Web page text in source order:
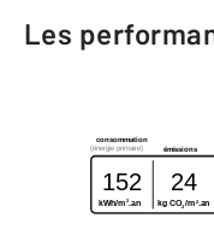
Les
consommation
émissions
(énergie primaire)
152 24
kWh/m 2 .an kg CO2/m2.an